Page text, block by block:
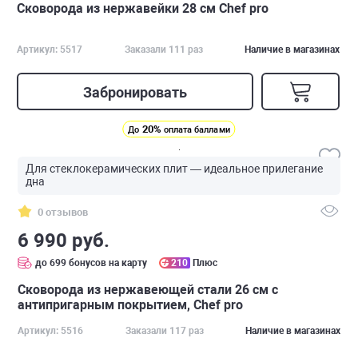
Сковорода из нержавейки 28 см Chef pro
Артикул: 5517 Заказали 111 раз Наличие в магазинах
Забронировать
До 20% оплата баллами
Для стеклокерамических плит — идеальное прилегание
дна
0 отзывов
6 990 руб.
до 699 бонусов на карту 210 Плюс
Сковорода из нержавеющей стали 26 см с
антипригарным покрытием, Chef pro
Артикул: 5516 Заказали 117 раз Наличие в магазинах